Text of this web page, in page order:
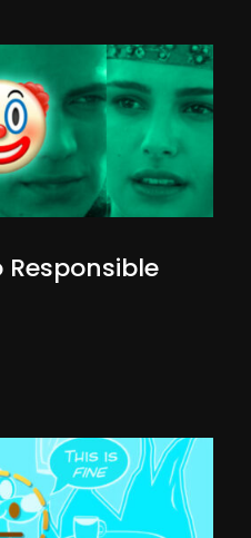
Responsible